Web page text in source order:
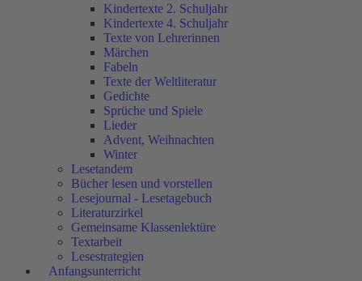
Kindertexte 2. Schuljahr
Kindertexte 4. Schuljahr
Texte von Lehrerinnen
Märchen
Fabeln
Texte der Weltliteratur
Gedichte
Sprüche und Spiele
Lieder
Advent, Weihnachten
Winter
Lesetandem
Bücher lesen und vorstellen
Lesejournal - Lesetagebuch
Literaturzirkel
Gemeinsame Klassenlektüre
Textarbeit
Lesestrategien
Anfangsunterricht